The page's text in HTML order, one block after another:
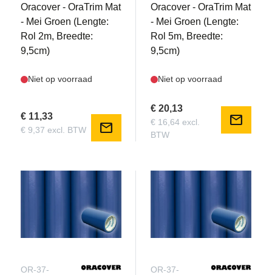
Oracover - OraTrim Mat
- Mei Groen (Lengte:
Rol 2m, Breedte:
9,5cm)
Niet op voorraad
€ 11,33
€ 9,37 excl. BTW mail
Oracover - OraTrim Mat
- Mei Groen (Lengte:
Rol 5m, Breedte:
9,5cm)
Niet op voorraad
€ 20,13
€ 16,64 excl.
BTW
mail
OR-37- OR-37-